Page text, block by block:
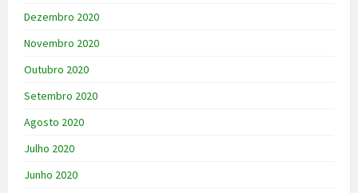
Dezembro 2020
Novembro 2020
Outubro 2020
Setembro 2020
Agosto 2020
Julho 2020
Junho 2020